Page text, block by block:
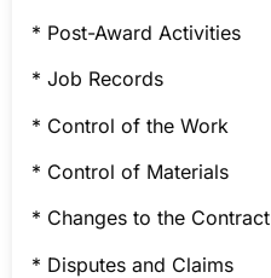
* Post-Award Activities
* Job Records
* Control of the Work
* Control of Materials
* Changes to the Contract
* Disputes and Claims